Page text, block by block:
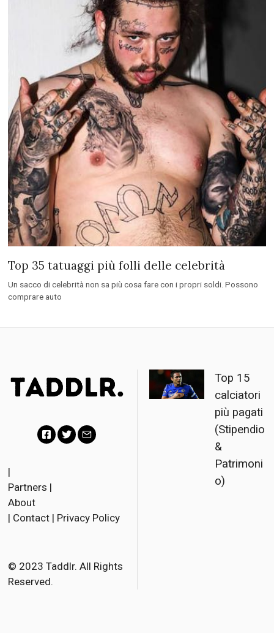
Top 35 tatuaggi più folli delle celebrità
Un sacco di celebrità non sa più cosa fare con i propri soldi. Possono
comprare auto
c
o
k
r
l
|
Partners |
About
| Contact | Privacy Policy
© 2023 Taddlr. All Rights
Reserved.
Top 15
calciatori
più pagati
(Stipendio
&
Patrimoni
o)